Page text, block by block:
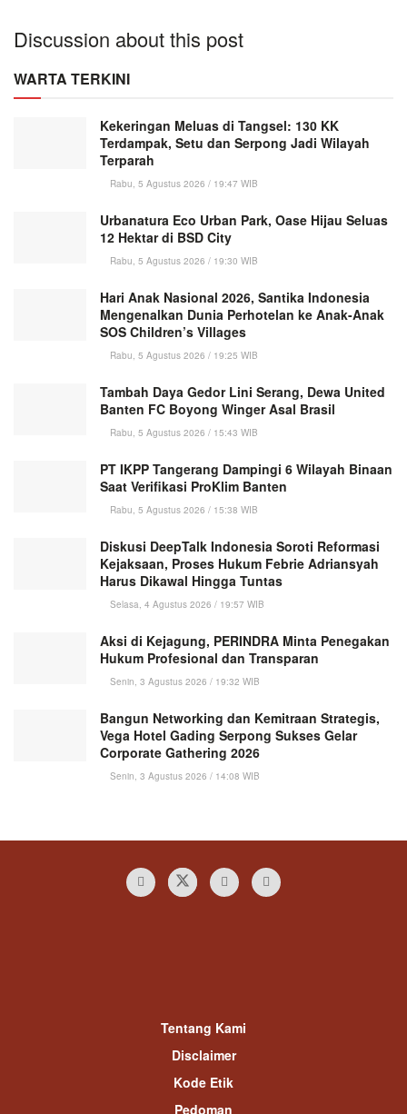
Discussion about this post
WARTA TERKINI
Kekeringan Meluas di Tangsel: 130 KK
Terdampak, Setu dan Serpong Jadi Wilayah
Terparah
Rabu, 5 Agustus 2026 / 19:47 WIB
Urbanatura Eco Urban Park, Oase Hijau Seluas
12 Hektar di BSD City
Rabu, 5 Agustus 2026 / 19:30 WIB
Hari Anak Nasional 2026, Santika Indonesia
Mengenalkan Dunia Perhotelan ke Anak-Anak
SOS Children’s Villages
Rabu, 5 Agustus 2026 / 19:25 WIB
Tambah Daya Gedor Lini Serang, Dewa United
Banten FC Boyong Winger Asal Brasil
Rabu, 5 Agustus 2026 / 15:43 WIB
PT IKPP Tangerang Dampingi 6 Wilayah Binaan
Saat Verifikasi ProKlim Banten
Rabu, 5 Agustus 2026 / 15:38 WIB
Diskusi DeepTalk Indonesia Soroti Reformasi
Kejaksaan, Proses Hukum Febrie Adriansyah
Harus Dikawal Hingga Tuntas
Selasa, 4 Agustus 2026 / 19:57 WIB
Aksi di Kejagung, PERINDRA Minta Penegakan
Hukum Profesional dan Transparan
Senin, 3 Agustus 2026 / 19:32 WIB
Bangun Networking dan Kemitraan Strategis,
Vega Hotel Gading Serpong Sukses Gelar
Corporate Gathering 2026
Senin, 3 Agustus 2026 / 14:08 WIB
Tentang Kami
Disclaimer
Kode Etik
Pedoman